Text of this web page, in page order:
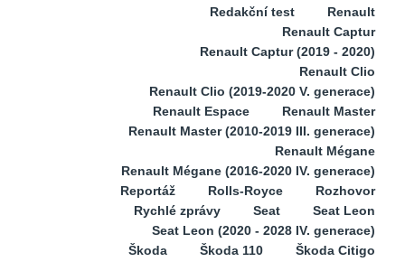
Redakční test
Renault
Renault Captur
Renault Captur (2019 - 2020)
Renault Clio
Renault Clio (2019-2020 V. generace)
Renault Espace
Renault Master
Renault Master (2010-2019 III. generace)
Renault Mégane
Renault Mégane (2016-2020 IV. generace)
Reportáž
Rolls-Royce
Rozhovor
Rychlé zprávy
Seat
Seat Leon
Seat Leon (2020 - 2028 IV. generace)
Škoda
Škoda 110
Škoda Citigo